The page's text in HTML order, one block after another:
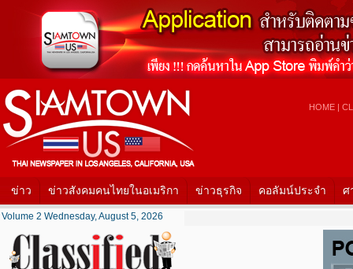
HOME |
ข่าว ข่าวสังคมคนไทยในอเมริกา ข่าวธุรกิจ คอลัมน์ประจำ ศ
Volume 2 Wednesday, August 5, 2026